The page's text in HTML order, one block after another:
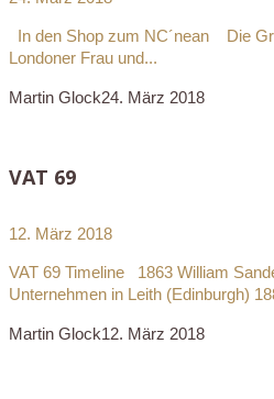
In den Shop zum NC´nean Die
Londoner Frau und...
Martin Glock24. März 2018
VAT 69
12. März 2018
VAT 69 Timeline 1863 William
Unternehmen in Leith (Edinburgh)
Martin Glock12. März 2018